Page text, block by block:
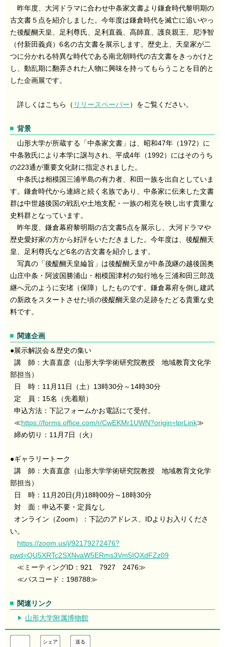
昨年度、大河ドラマに合わせ中条家文書より鎌倉時代黎明期の
古文書５点を紹介しました。今年度は鎌倉時代を滅亡に追いやっ
た後醍醐天皇、足利尊氏、足利直義、高師直、護良親王、尼浄智
（付新田義貞）6名の古文書を展示します。歴史上、天皇家が二
つに分かれる特異な時代である南北朝時代の古文書をきっかけと
し、動乱期に翻弄された人物に興味を持ってもらうことを目的と
した企画展です。
詳しくはこちら（ リリースペーパー）をご覧ください。
背景
山形大学が所蔵する「中条家文書」は、昭和47年（1972）に
中条敦氏により本学に譲与され、平成4年（1992）にはそのうち
の223通が重要文化財に指定されました。
中条氏は相模国三浦半島の有力者、和田一族を出自としていま
す。鎌倉時代から連綿と続く名族であり、中条家に伝来した文書
群は中世越後国の戦乱や土地支配・一族の相克を映し出す貴重な
史料群となっています。
昨年度、鎌倉幕府黎明期の古文書5点を展示し、大河ドラマや
歴史愛好家の方から好評をいただきました。今年度は、後醍醐天
皇、足利尊氏など6名の古文書を紹介します。
写真の「後醍醐天皇綸旨」は後醍醐天皇が中条茂継の越後国奥
山庄中条・阿波国勝浦山・相模国津村の知行地を三浦和田三郎茂
継へ元のように安堵（保障）したものです。鎌倉幕府を倒し建武
の新政をスタートさせた頃の後醍醐天皇の足跡をたどる貴重な史
料です。
関連企画
●展示解説会＆歴史の集い
講 師：大喜直彦（山形大学学術研究院教授 地域教育文化学
部担当）
日 時：11月11日（土）13時30分～14時30分
定 員：15名（先着順）
申込方法：下記フォームかお電話にて受付。
≪https://forms.office.com/r/CwEKMr1UWN?origin=lprLink≫
締め切り：11月7日（火）
●ギャラリートーク
講 師：大喜直彦（山形大学学術研究院教授 地域教育文化学
部担当）
日 時：11月20日(月)18時00分～18時30分
対 面：申込不要・定員なし
オンライン（Zoom）：下記のアドレス、IDよりお入りくださ
い。
https://zoom.us/j/92179272476?
pwd=QU5XRTc2SXNvaW5ERms3Vm5IQXdFZz09
≪ミーティングID：921 7927 2476≫
≪パスコード：198788≫
関連リンク
山形大学附属博物館
シェア 送る